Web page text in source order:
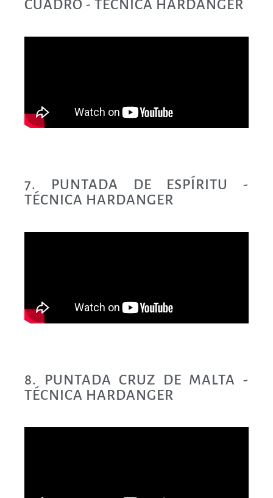
CUADRO - TÉCNICA HARDANGER
7. PUNTADA DE ESPÍRITU -
TÉCNICA HARDANGER
8. PUNTADA CRUZ DE MALTA -
TÉCNICA HARDANGER